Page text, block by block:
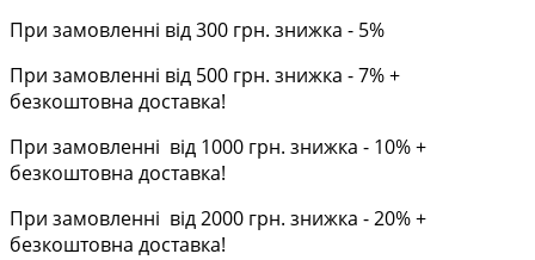
При замовленні від 300 грн. знижка - 5%
При замовленні від 500 грн. знижка - 7% +
безкоштовна доставка!
При замовленні від 1000 грн. знижка - 10% +
безкоштовна доставка!
При замовленні від 2000 грн. знижка - 20% +
безкоштовна доставка!